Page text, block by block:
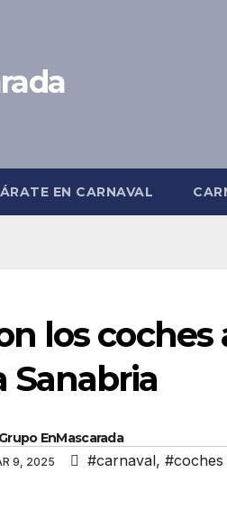
EN CARNAVAL
los
Sanabria
Grupo EnMascarada
9, 2025 #carnaval, #coches